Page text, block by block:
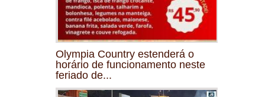
Olympia Country estenderá o
horário de funcionamento neste
feriado de...